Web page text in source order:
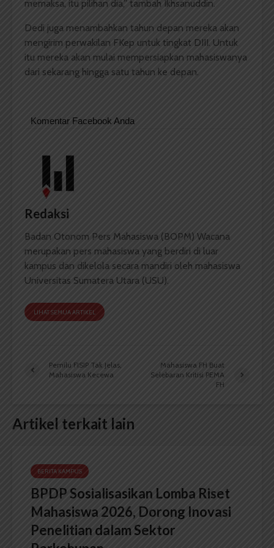
memaksa, itu pilihan dia,” tambah Ikhsanuddin.
Dedi juga menambahkan tahun depan mereka akan
mengirim perwakilan FKep untuk tingkat DIII. Untuk
itu mereka akan mulai mempersiapkan mahasiswanya
dari sekarang hingga satu tahun ke depan.
Komentar Facebook Anda
Redaksi
Badan Otonom Pers Mahasiswa (BOPM) Wacana
merupakan pers mahasiswa yang berdiri di luar
kampus dan dikelola secara mandiri oleh mahasiswa
Universitas Sumatera Utara (USU).
LIHAT SEMUA ARTIKEL
Pemilu FISIP Tak Jelas,
Mahasiswa Kecewa
Mahasiswa FH Buat
Selebaran Kritisi PEMA
FH
Artikel terkait lain
BERITA KAMPUS
BPDP Sosialisasikan Lomba Riset
Mahasiswa 2026, Dorong Inovasi
Penelitian dalam Sektor